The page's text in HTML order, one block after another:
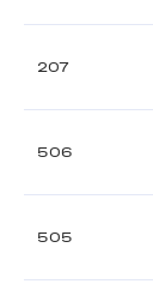
207
506
505